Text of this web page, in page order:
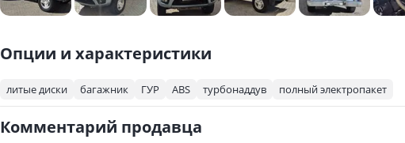
Опции и характеристики
литые диски багажник ГУР ABS турбонаддув полный электропакет
Комментарий продавца